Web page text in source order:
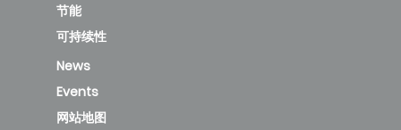
节能
可持续性
News
Events
网站地图